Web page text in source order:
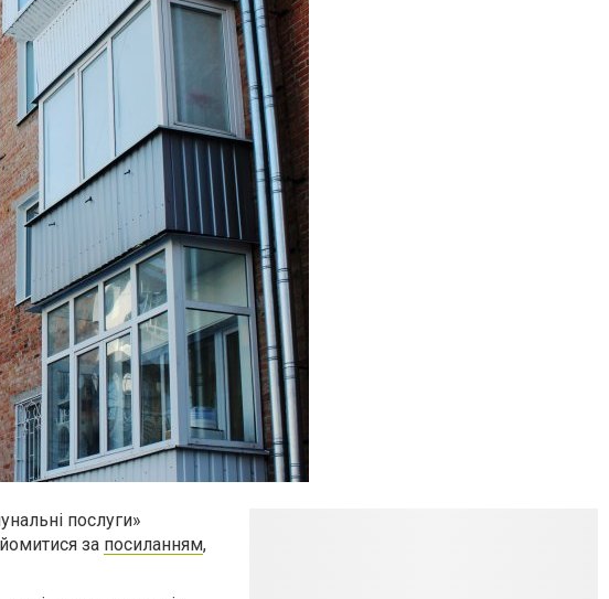
послуги»
за посиланням,